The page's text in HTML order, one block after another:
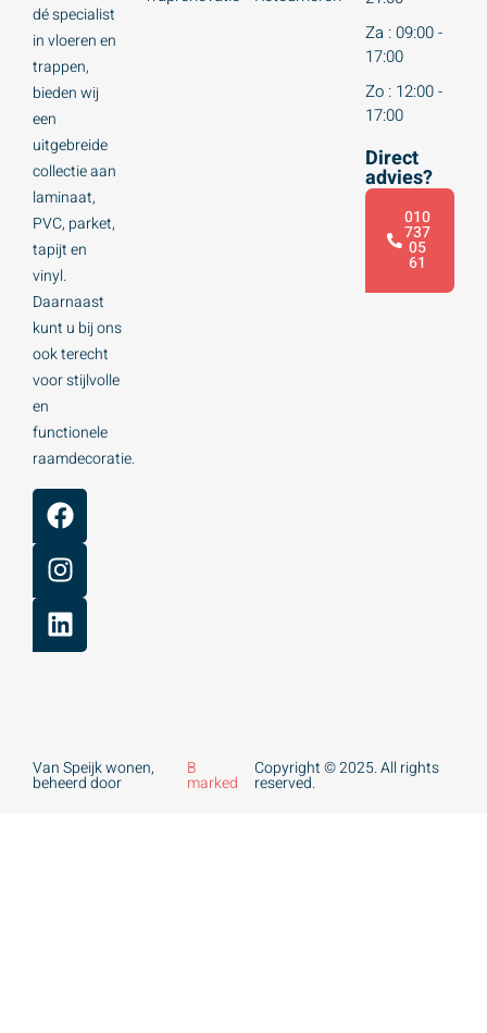
dé specialist
in vloeren en
trappen,
bieden wij
een
uitgebreide
collectie aan
laminaat,
PVC, parket,
tapijt en
vinyl.
Daarnaast
kunt u bij ons
ook terecht
voor stijlvolle
en
functionele
raamdecoratie.
Za : 09:00 -
17:00
Zo : 12:00 -
17:00
Direct
advies?
010
737
05
61
Van Speijk wonen,
beheerd door
B
marked
Copyright © 2025. All rights
reserved.